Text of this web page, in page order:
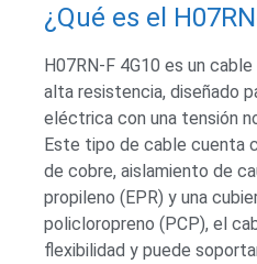
¿Qué es el
H07RN-F 4G10 es un
alta resistencia, diseñado
eléctrica con una tensión
Este tipo de cable cuenta
de cobre, aislamiento de
propileno (EPR) y una
policloropreno (PCP), el
flexibilidad y puede